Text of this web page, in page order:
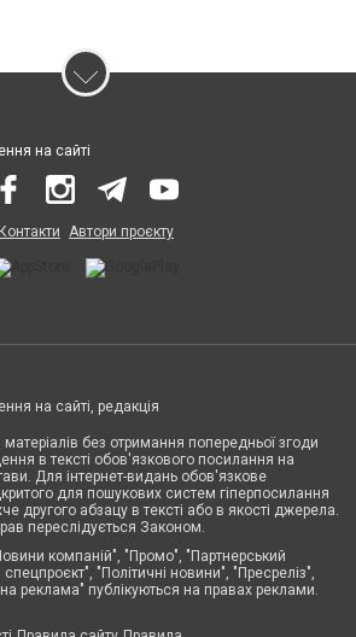
на сайті
Контакти Автори проєкту
на сайті, редакція
без отримання попередньої згоди
в тексті обов'язкового посилання на
Для інтернет-видань обов'язкове
для пошукових систем гіперпосилання
другого абзацу в тексті або в якості джерела.
переслідується Законом.
компаній", "Промо", "Партнерський
"Політичні новини", "Пресреліз",
реклама" публікуються на правах реклами.